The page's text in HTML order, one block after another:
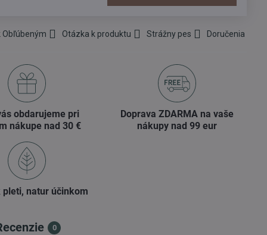
Obľúbeným Otázka k produktu Strážny pes Doručenia
obdarujeme pri
nákupe nad 30 €
Doprava ZDARMA na vaše
nákupy nad 99 eur
pleti, natur účinkom
0